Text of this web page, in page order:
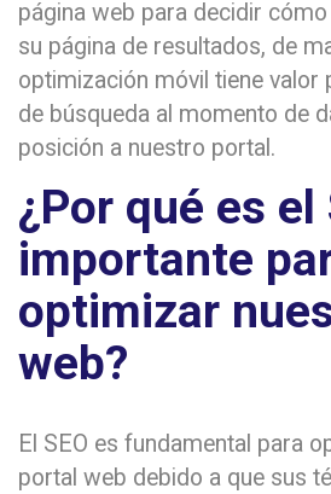
página web para decidir
su página de resultados, de
optimización móvil tiene valor
de búsqueda al momento de
posición a nuestro portal.
¿Por qué es el
importante
optimizar
web?
El SEO es fundamental para
portal web debido a que sus